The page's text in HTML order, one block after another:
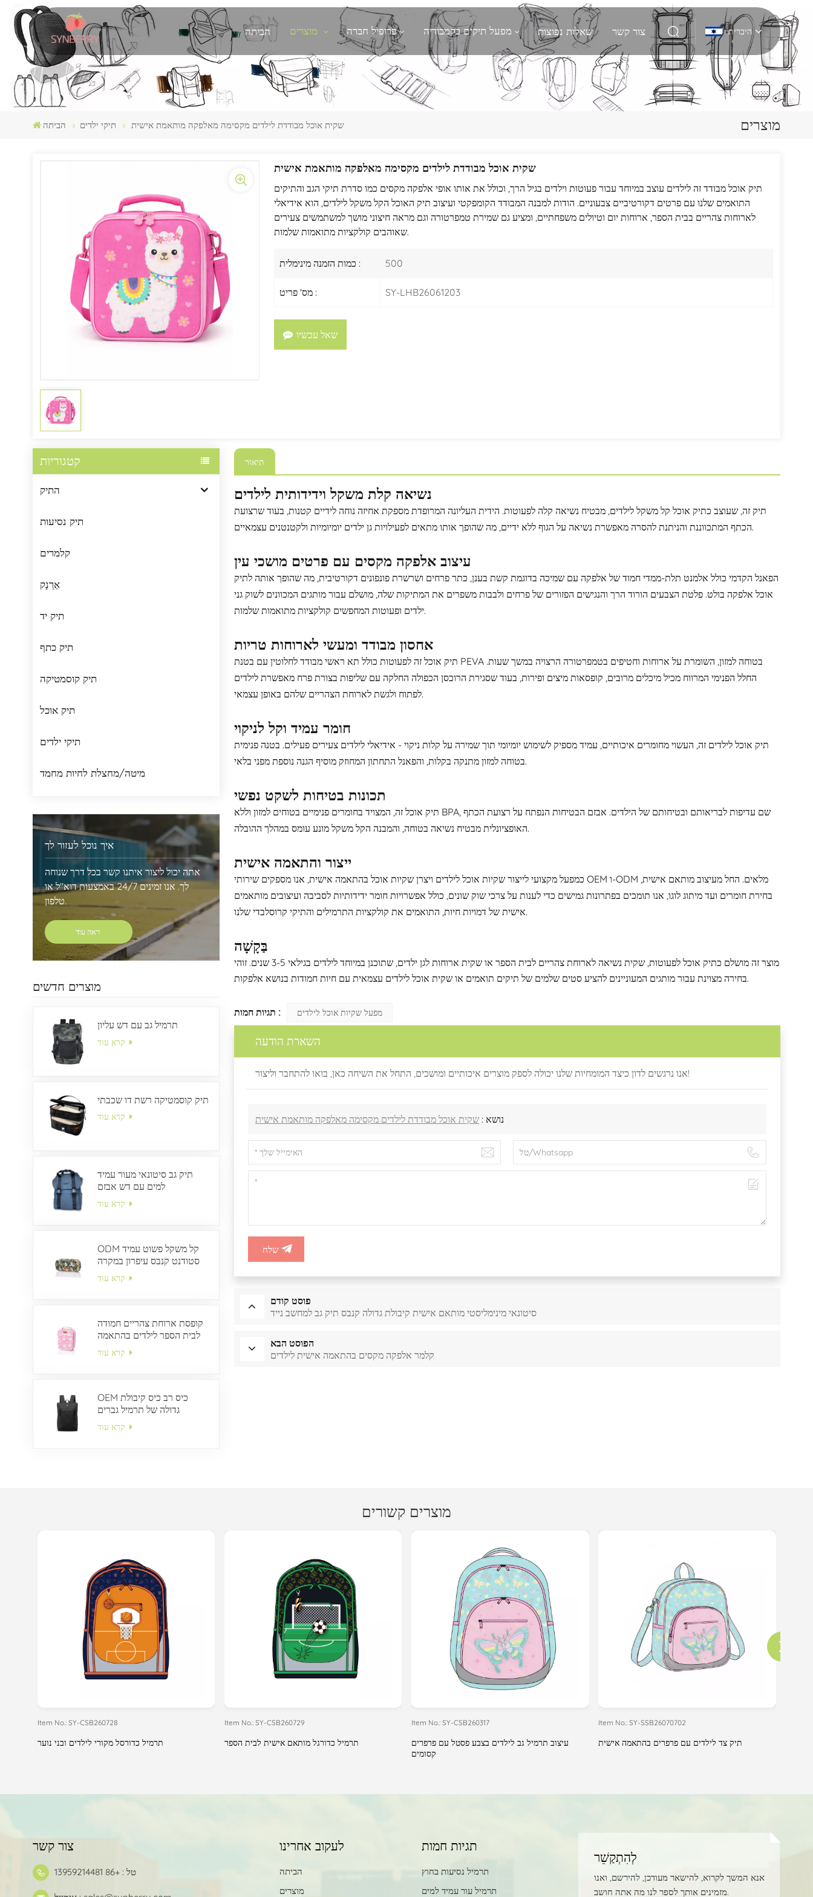
הביתה פרופיל חברה מפעל תיקים בקמבודיה שאלות נפוצות צור קשר היברית
English
Español
Português
הביתה תיקי ילדים שקית אוכל מבודדת לילדים מקסימה מאלפקה מותאמת אישית מוצרים
שקית אוכל מבודדת לילדים מקסימה מאלפקה מותאמת אישית
תיק אוכל מבודד זה לילדים עוצב במיוחד עבור פעוטות וילדים בגיל הרך, וכולל את אותו אופי אלפקה מקסים כמו סדרת תיקי הגב והתיקים
התואמים שלנו עם פרטים דקורטיביים צבעוניים. הודות למבנה המבודד הקומפקטי ועיצוב תיק האוכל הקל משקל לילדים, הוא אידיאלי
לארוחות צהריים בבית הספר, ארוחות יום וטיולים משפחתיים, ומציע גם שמירת טמפרטורה וגם מראה חיצוני מושך למשתמשים צעירים
שאוהבים קולקציות מתואמות שלמות.
כמות הזמנה מינימלית : 500
מס' פריט : SY-LHB26061203
שאל עכשיו
קטגוריות
התיק
תיק נסיעות
קלמרים
אַרְנָק
תיק יד
תיק כתף
תיק קוסמטיקה
תיק אוכל
תיקי ילדים
מיטה/מחצלת לחיות מחמד
איך נוכל לעזור לך
אתה יכול ליצור איתנו קשר בכל דרך שנוחה
לך. אנו זמינים 24/7 באמצעות דוא"ל או
טלפון.
ראה עוד
מוצרים חדשים
תרמיל גב עם דש עליון
תיק קוסמטיקה רשת דו שכבתי
תיק גב סיטונאי מעור עמיד
למים עם דש אבזם
ODM קל משקל פשוט עמיד
סטודנט קנבס עיפרון במקרה
קופסת ארוחת צהריים חמודה
לבית הספר לילדים בהתאמה
OEM כיס רב כיס קיבולת
גדולה של תרמיל גברים
תיאור
נשיאה קלת משקל וידידותית לילדים
תיק זה, שעוצב כתיק אוכל קל משקל לילדים, מבטיח נשיאה קלה לפעוטות. הידית העליונה המרופדת מספקת אחיזה נוחה לידיים קטנות, בעוד שרצועת
הכתף המתכווננת והניתנת להסרה מאפשרת נשיאה על הגוף ללא ידיים, מה שהופך אותו מתאים לפעילויות גן ילדים יומיומיות ולקטנטנים עצמאיים.
עיצוב אלפקה מקסים עם פרטים מושכי עין
הפאנל הקדמי כולל אלמנט תלת-ממדי חמוד של אלפקה עם שמיכה בדוגמת קשת בענן, כתר פרחים ושרשרת פונפונים דקורטיבית, מה שהופך אותה לתיק
אוכל אלפקה בולט. פלטת הצבעים הורוד הרך והנגישים הפזורים של פרחים ולבבות משפרים את המתיקות שלה, מושלם עבור מותגים המכוונים לשוק גני
ילדים ופעוטות המחפשים קולקציות מתואמות שלמות.
אחסון מבודד ומעשי לארוחות טריות
תיק אוכל זה לפעוטות כולל תא ראשי מבודד לחלוטין עם בטנת PEVA בטוחה למזון, השומרת על ארוחות וחטיפים בטמפרטורה הרצויה במשך שעות.
החלל הפנימי המרווח מכיל מיכלים מרובים, קופסאות מיצים ופירות, בעוד שסגירת הרוכסן הכפולה החלקה עם שליפות בצורת פרח מאפשרת לילדים
לפתוח ולגשת לארוחת הצהריים שלהם באופן עצמאי.
חומר עמיד וקל לניקוי
תיק אוכל לילדים זה, העשוי מחומרים איכותיים, עמיד מספיק לשימוש יומיומי תוך שמירה על קלות ניקוי - אידיאלי לילדים צעירים פעילים. בטנה פנימית
בטוחה למזון מתנקה בקלות, והפאנל התחתון המחוזק מוסיף הגנה נוספת מפני בלאי.
תכונות בטיחות לשקט נפשי
תיק אוכל זה, המצויד בחומרים פנימיים בטוחים למזון וללא BPA, שם עדיפות לבריאותם ובטיחותם של הילדים. אבזם הבטיחות הנפתח על רצועת הכתף
האופציונלית מבטיח נשיאה בטוחה, והמבנה הקל משקל מונע עומס במהלך ההובלה.
ייצור והתאמה אישית
כמפעל מקצועי לייצור שקיות אוכל לילדים ויצרן שקיות אוכל בהתאמה אישית, אנו מספקים שירותי OEM ו-ODM מלאים. החל מעיצוב מותאם אישית,
בחירת חומרים ועד מיתוג לוגו, אנו תומכים בפתרונות גמישים כדי לענות על צרכי שוק שונים, כולל אפשרויות חומר ידידותיות לסביבה ועיצובים מותאמים
אישית של דמויות חיות, התואמים את קולקציות התרמילים והתיקי קרוסלבדי שלנו.
בַּקָשָׁה
מוצר זה מושלם כתיק אוכל לפעוטות, שקית נשיאה לארוחת צהריים לבית הספר או שקית ארוחות לגן ילדים, שתוכנן במיוחד לילדים בגילאי 3-5 שנים. זוהי
בחירה מצוינת עבור מותגים המעוניינים להציע סטים שלמים של תיקים תואמים או שקית אוכל לילדים עצמאית עם חיות חמודות בנושא אלפקות.
תגיות חמות : מפעל שקיות אוכל לילדים
השארת הודעה
אנו נרגשים לדון כיצד המומחיות שלנו יכולה לספק מוצרים איכותיים ומושכים, התחל את השיחה כאן, בואו להתחבר וליצור!
נושא : שקית אוכל מבודדת לילדים מקסימה מאלפקה מותאמת אישית
שלח
פוסט קודם
סיטונאי מינימליסטי מותאם אישית קיבולת גדולה קנבס תיק גב למחשב נייד
הפוסט הבא
קלמר אלפקה מקסים בהתאמה אישית לילדים
מוצרים קשורים
Item No.: SY-CSB260728
תרמיל כדורסל מקורי לילדים ובני נוער
Item No.: SY-CSB260729
תרמיל כדורגל מותאם אישית לבית הספר
Item No.: SY-CSB260317
עיצוב תרמיל גב לילדים בצבע פסטל עם פרפרים
קסומים
Item No.: SY-SSB26070702
תיק צד לילדים עם פרפרים בהתאמה אישית
צור קשר
טל : +86 13959214481
לעקוב אחרינו
הביתה
מוצרים
תגיות חמות
תרמיל נסיעות בחוץ
תרמיל עור עמיד למים
לְהִתְקַשֵׁר
אנא המשך לקרוא, להישאר מעודכן, להירשם, ואנו
מזמינים אותך לספר לנו מה אתה חושב.